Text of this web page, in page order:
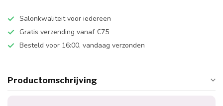
Salonkwaliteit voor iedereen
Gratis verzending vanaf €75
Besteld voor 16:00, vandaag verzonden
Productomschrijving